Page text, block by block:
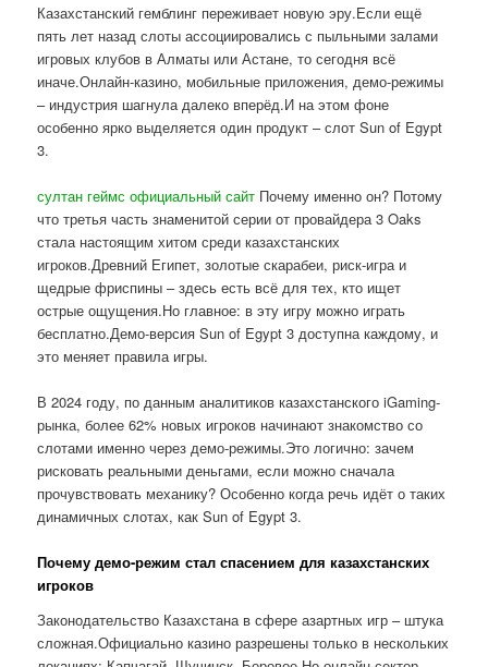
Казахстанский гемблинг переживает новую эру.Если ещё
пять лет назад слоты ассоциировались с пыльными залами
игровых клубов в Алматы или Астане, то сегодня всё
иначе.Онлайн-казино, мобильные приложения, демо-режимы
– индустрия шагнула далеко вперёд.И на этом фоне
особенно ярко выделяется один продукт – слот Sun of Egypt
3.
султан геймс официальный сайт Почему именно он? Потому
что третья часть знаменитой серии от провайдера 3 Oaks
стала настоящим хитом среди казахстанских
игроков.Древний Египет, золотые скарабеи, риск-игра и
щедрые фриспины – здесь есть всё для тех, кто ищет
острые ощущения.Но главное: в эту игру можно играть
бесплатно.Демо-версия Sun of Egypt 3 доступна каждому, и
это меняет правила игры.
В 2024 году, по данным аналитиков казахстанского iGaming-
рынка, более 62% новых игроков начинают знакомство со
слотами именно через демо-режимы.Это логично: зачем
рисковать реальными деньгами, если можно сначала
прочувствовать механику? Особенно когда речь идёт о таких
динамичных слотах, как Sun of Egypt 3.
Почему демо-режим стал спасением для казахстанских
игроков
Законодательство Казахстана в сфере азартных игр – штука
сложная.Официально казино разрешены только в нескольких